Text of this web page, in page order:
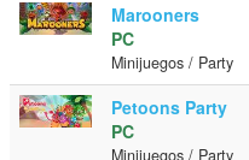
Marooners
PC
Minijuegos / Party
Petoons Party
PC
Minijuegos / Party